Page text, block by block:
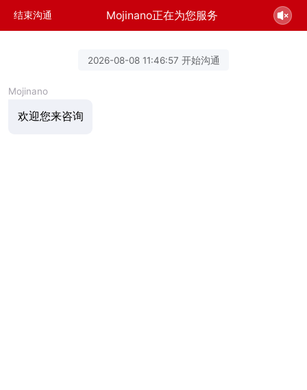
结束沟通 Mojinano正在为您服务
2026-08-08 11:46:57 开始沟通
Mojinano
欢迎您来咨询